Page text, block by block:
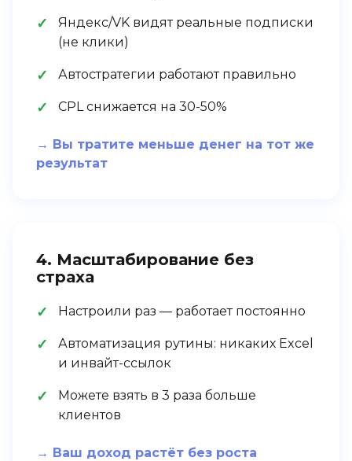
Яндекс/VK видят реальные подписки
(не клики)
Автостратегии работают правильно
CPL снижается на 30-50%
→ Вы тратите меньше денег на тот же
результат
4. Масштабирование без
страха
Настроили раз — работает постоянно
Автоматизация рутины: никаких Excel
и инвайт-ссылок
Можете взять в 3 раза больше
клиентов
→ Ваш доход растёт без роста